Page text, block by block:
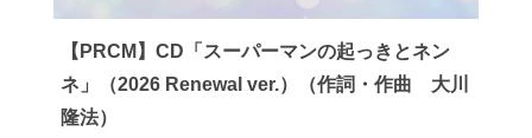
【PRCM】CD「スーパーマンの起っきとネン
ネ」（2026 Renewal ver.）（作詞・作曲 大川
隆法）